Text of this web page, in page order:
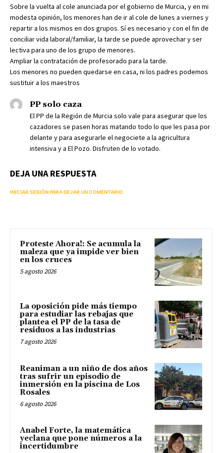
Sobre la vuelta al cole anunciada por el gobierno de Murcia, y en mi
modesta opinión, los menores han de ir al cole de lunes a viernes y
repartir a los mismos en dos grupos. Sí es necesario y con el fin de
conciliar vida laboral/familiar, la tarde se puede aprovechar y ser
lectiva para uno de los grupo de menores.
Ampliar la contratación de profesorado para la tarde.
Los menores no pueden quedarse en casa, ni los padres podemos
sustituir a los maestros
PP solo caza
El PP de la Región de Murcia solo vale para asegurar que los
cazadores se pasen horas matando todo lo que les pasa por
delante y para asegurarle el negociete a la agricultura
intensiva y a El Pozo. Disfruten de lo votado.
DEJA UNA RESPUESTA
INICIAR SESIÓN PARA DEJAR UN COMENTARIO
Proteste Ahora!: Se acumula la
maleza que ya impide ver bien
en los cruces
5 agosto 2026
La oposición pide más tiempo
para estudiar las rebajas que
plantea el PP de la tasa de
residuos a las industrias
7 agosto 2026
Reaniman a un niño de dos años
tras sufrir un episodio de
inmersión en la piscina de Los
Rosales
6 agosto 2026
Anabel Forte, la matemática
yeclana que pone números a la
incertidumbre